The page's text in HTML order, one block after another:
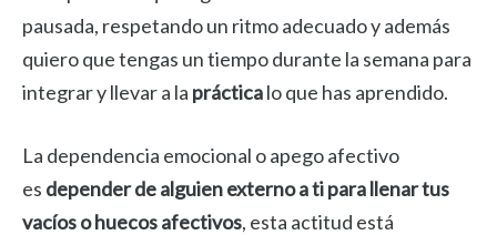
pausada, respetando un ritmo adecuado y además
quiero que tengas un tiempo durante la semana para
integrar y llevar a la prácticalo que has aprendido.
La dependencia emocional o apego afectivo
es depender de alguien externo a ti para llenar tus
vacíos o huecos afectivos, esta actitud está